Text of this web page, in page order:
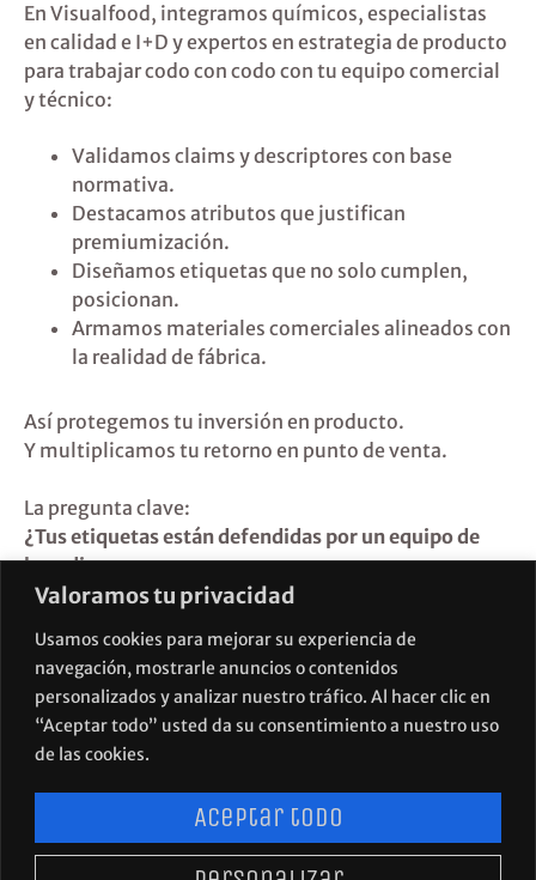
Valoramos tu privacidad
Usamos cookies para mejorar su experiencia de
navegación, mostrarle anuncios o contenidos
personalizados y analizar nuestro tráfico. Al hacer clic en
“Aceptar todo” usted da su consentimiento a nuestro uso
de las cookies.
Aceptar todo
En Visualfood, integramos químicos, especialistas
en calidad e I+D y expertos en estrategia de producto
para trabajar codo con codo con tu equipo comercial
y técnico:
Validamos claims y descriptores con base
normativa.
Destacamos atributos que justifican
premiumización.
Diseñamos etiquetas que no solo cumplen,
posicionan.
Armamos materiales comerciales alineados con
la realidad de fábrica.
Así protegemos tu inversión en producto.
Y multiplicamos tu retorno en punto de venta.
La pregunta clave:
¿Tus etiquetas están defendidas por un equipo de
branding…
…o por un partner que domina el producto, la
Visualfood | Branding alimentario estratégico, con
visión técnica y comercial.